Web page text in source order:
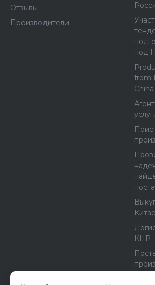
Отзывы
Производители
под
from
Китае
КНР